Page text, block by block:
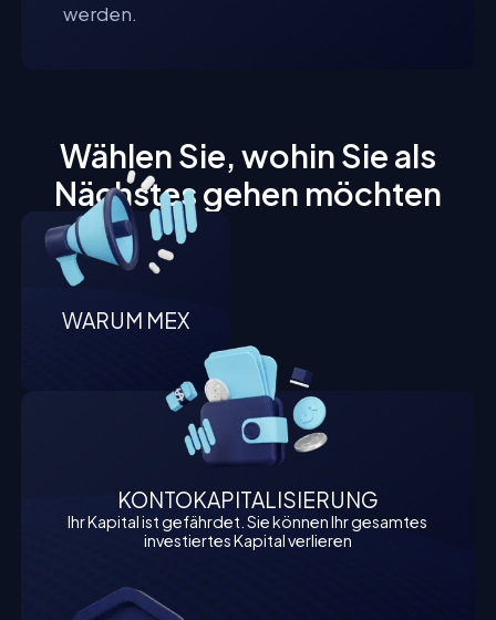
werden.
Wählen Sie, wohin Sie als
Nächstes gehen möchten
WARUM MEX
KONTOKAPITALISIERUNG
Ihr Kapital ist gefährdet. Sie können Ihr gesamtes
investiertes Kapital verlieren